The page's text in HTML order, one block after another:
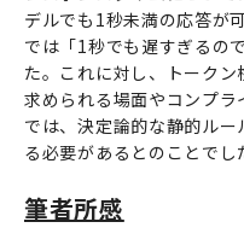
デルでも1秒未満の応答が
では「1秒でも遅すぎるの
た。これに対し、トーク
求められる場面やコンプ
では、決定論的な静的ル
る必要があるとのことでし
筆者所感